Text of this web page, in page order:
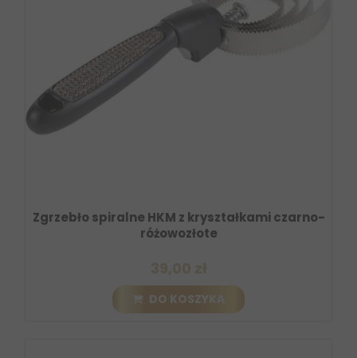
Zgrzebło spiralne HKM z kryształkami czarno-
różowozłote
DO KOSZYKA